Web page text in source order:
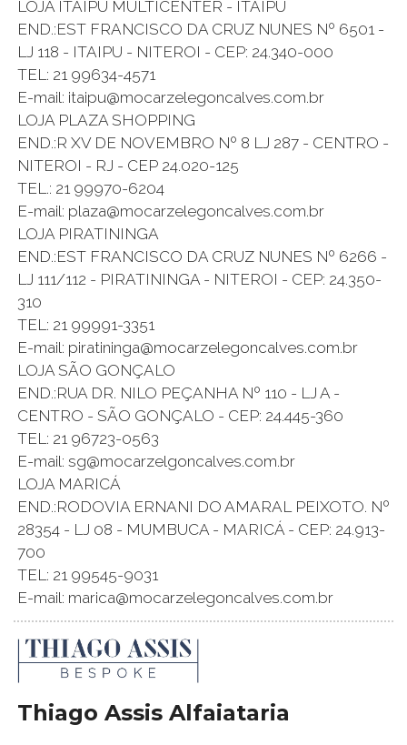
LOJA ITAIPU MULTICENTER - ITAIPU
END.:EST FRANCISCO DA CRUZ NUNES Nº 6501 -
LJ 118 - ITAIPU - NITEROI - CEP: 24.340-000
TEL: 21 99634-4571
E-mail: itaipu@mocarzelegoncalves.com.br
LOJA PLAZA SHOPPING
END.:R XV DE NOVEMBRO Nº 8 LJ 287 - CENTRO -
NITEROI - RJ - CEP 24.020-125
TEL.: 21 99970-6204
E-mail: plaza@mocarzelegoncalves.com.br
LOJA PIRATININGA
END.:EST FRANCISCO DA CRUZ NUNES Nº 6266 -
LJ 111/112 - PIRATININGA - NITEROI - CEP: 24.350-
310
TEL: 21 99991-3351
E-mail: piratininga@mocarzelegoncalves.com.br
LOJA SÃO GONÇALO
END.:RUA DR. NILO PEÇANHA Nº 110 - LJ A -
CENTRO - SÃO GONÇALO - CEP: 24.445-360
TEL: 21 96723-0563
E-mail: sg@mocarzelgoncalves.com.br
LOJA MARICÁ
END.:RODOVIA ERNANI DO AMARAL PEIXOTO. Nº
28354 - LJ 08 - MUMBUCA - MARICÁ - CEP: 24.913-
700
TEL: 21 99545-9031
E-mail: marica@mocarzelegoncalves.com.br
Thiago Assis Alfaiataria